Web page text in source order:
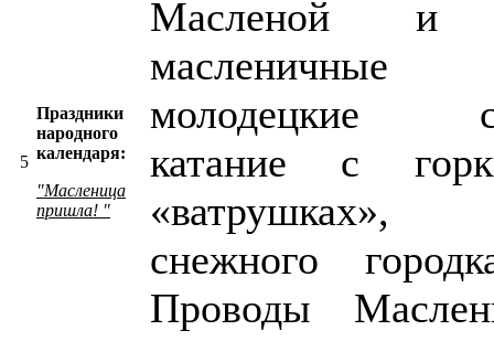
5
Праздники
народного
календаря:
"Масленица
пришла! "
Масленой и
молодецкие
катание с
снежного
Проводы